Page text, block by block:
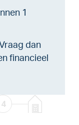
1
dan
financieel